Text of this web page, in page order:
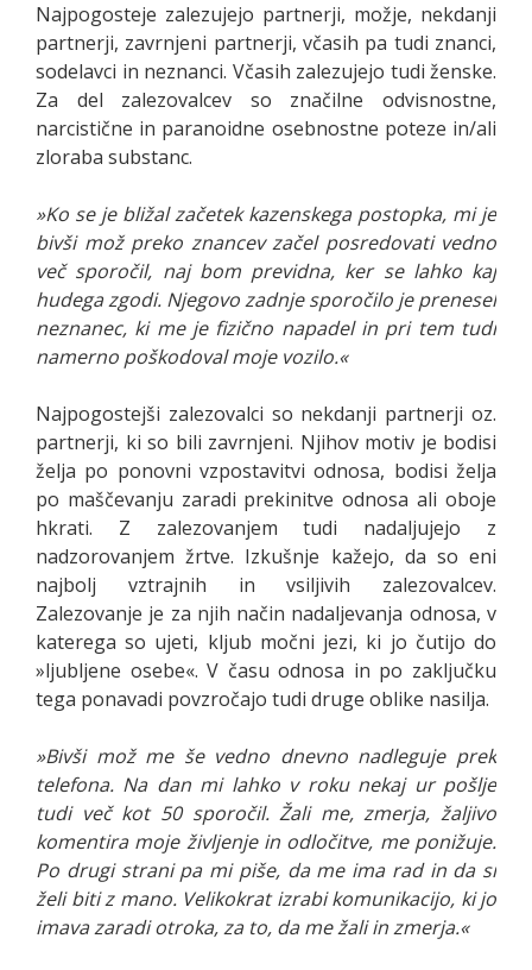
Najpogosteje zalezujejo partnerji, možje, nekdanji
partnerji, zavrnjeni partnerji, včasih pa tudi znanci,
sodelavci in neznanci. Včasih zalezujejo tudi ženske.
Za del zalezovalcev so značilne odvisnostne,
narcistične in paranoidne osebnostne poteze in/ali
zloraba substanc.
»Ko se je bližal začetek kazenskega postopka, mi je
bivši mož preko znancev začel posredovati vedno
več sporočil, naj bom previdna, ker se lahko kaj
hudega zgodi. Njegovo zadnje sporočilo je prenesel
neznanec, ki me je fizično napadel in pri tem tudi
namerno poškodoval moje vozilo.«
Najpogostejši zalezovalci so nekdanji partnerji oz.
partnerji, ki so bili zavrnjeni. Njihov motiv je bodisi
želja po ponovni vzpostavitvi odnosa, bodisi želja
po maščevanju zaradi prekinitve odnosa ali oboje
hkrati. Z zalezovanjem tudi nadaljujejo z
nadzorovanjem žrtve. Izkušnje kažejo, da so eni
najbolj vztrajnih in vsiljivih zalezovalcev.
Zalezovanje je za njih način nadaljevanja odnosa, v
katerega so ujeti, kljub močni jezi, ki jo čutijo do
»ljubljene osebe«. V času odnosa in po zaključku
tega ponavadi povzročajo tudi druge oblike nasilja.
»Bivši mož me še vedno dnevno nadleguje prek
telefona. Na dan mi lahko v roku nekaj ur pošlje
tudi več kot 50 sporočil. Žali me, zmerja, žaljivo
komentira moje življenje in odločitve, me ponižuje.
Po drugi strani pa mi piše, da me ima rad in da si
želi biti z mano. Velikokrat izrabi komunikacijo, ki jo
imava zaradi otroka, za to, da me žali in zmerja.«